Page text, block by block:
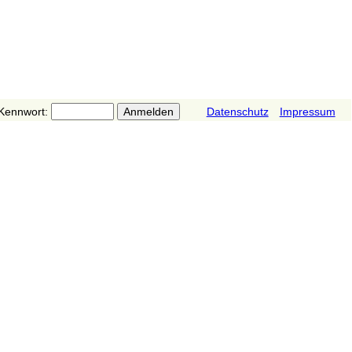
Datenschutz Impressum